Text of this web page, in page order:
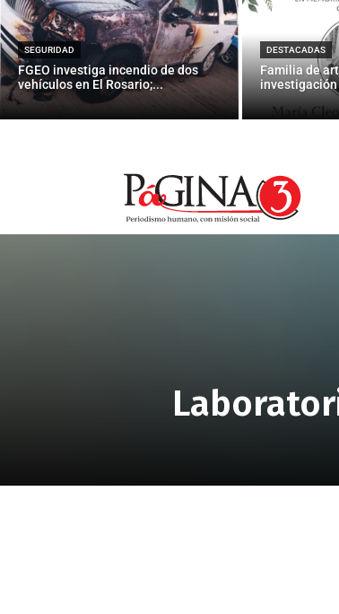
SEGURIDAD
FGEO investiga incendio de dos
vehículos en El Rosario;...
DESTACADAS
Familia de
investigación